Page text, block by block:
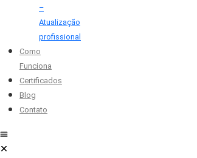
–
Atualização
profissional
Como
Funciona
Certificados
Blog
Contato